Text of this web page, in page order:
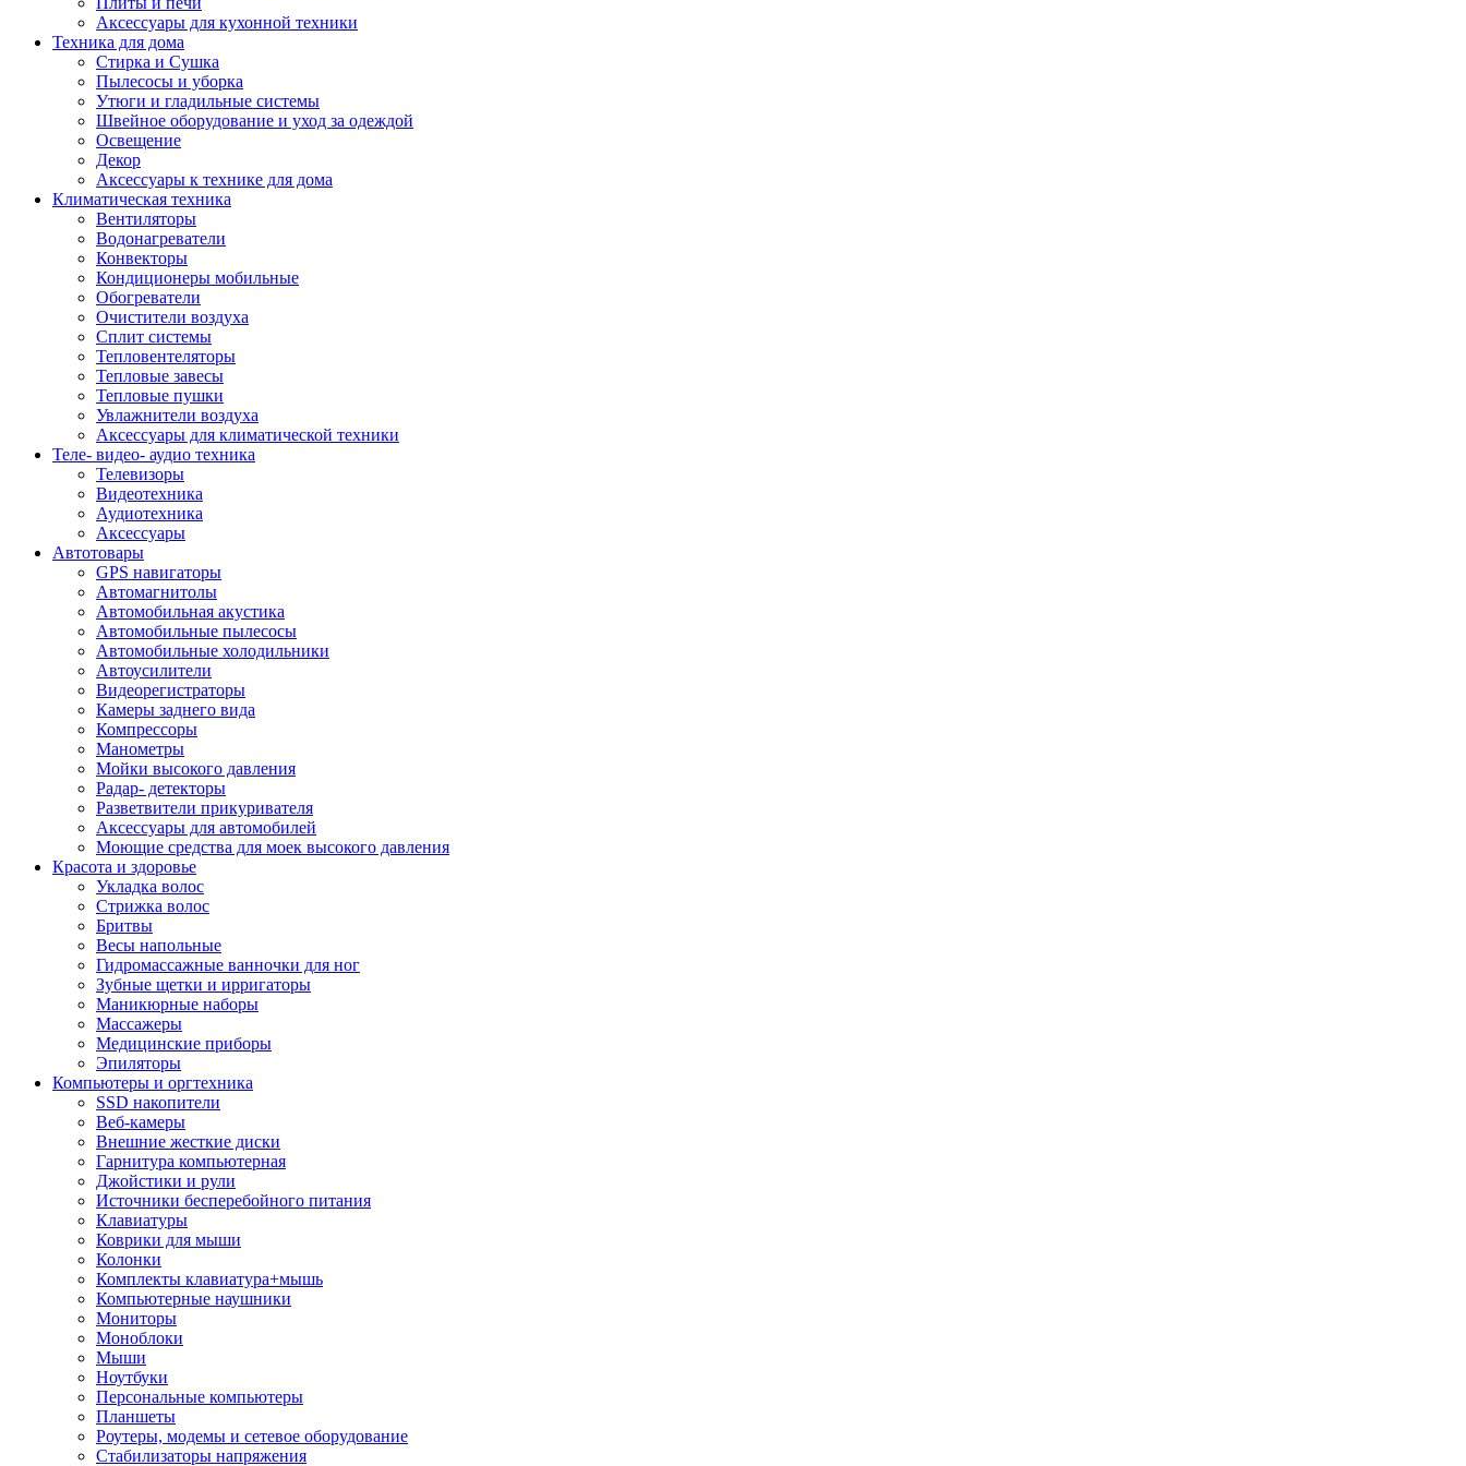
Аксессуары для кухонной техники
Техника для дома
Стирка и Сушка
Пылесосы и уборка
Утюги и гладильные системы
Швейное оборудование и уход за одеждой
Освещение
Декор
Аксессуары к технике для дома
Климатическая техника
Вентиляторы
Водонагреватели
Конвекторы
Кондиционеры мобильные
Обогреватели
Очистители воздуха
Сплит системы
Тепловентеляторы
Тепловые завесы
Тепловые пушки
Увлажнители воздуха
Аксессуары для климатической техники
Теле- видео- аудио техника
Телевизоры
Видеотехника
Аудиотехника
Аксессуары
Автотовары
GPS навигаторы
Автомагнитолы
Автомобильная акустика
Автомобильные пылесосы
Автомобильные холодильники
Автоусилители
Видеорегистраторы
Камеры заднего вида
Компрессоры
Манометры
Мойки высокого давления
Радар- детекторы
Разветвители прикуривателя
Аксессуары для автомобилей
Моющие средства для моек высокого давления
Красота и здоровье
Укладка волос
Стрижка волос
Бритвы
Весы напольные
Гидромассажные ванночки для ног
Зубные щетки и ирригаторы
Маникюрные наборы
Массажеры
Медицинские приборы
Эпиляторы
Компьютеры и оргтехника
SSD накопители
Веб-камеры
Внешние жесткие диски
Гарнитура компьютерная
Джойстики и рули
Источники бесперебойного питания
Клавиатуры
Коврики для мыши
Колонки
Комплекты клавиатура+мышь
Компьютерные наушники
Мониторы
Моноблоки
Мыши
Ноутбуки
Персональные компьютеры
Планшеты
Роутеры, модемы и сетевое оборудование
Стабилизаторы напряжения